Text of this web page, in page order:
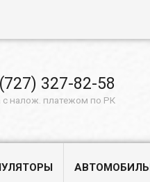
327-82-58
с налож. платежом по РК